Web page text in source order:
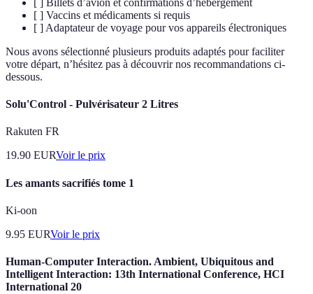
[ ] Vaccins et médicaments si requis
[ ] Adaptateur de voyage pour vos appareils électroniques
Nous avons sélectionné plusieurs produits adaptés pour faciliter
votre départ, n’hésitez pas à découvrir nos recommandations ci-
dessous.
Solu'Control - Pulvérisateur 2 Litres
Rakuten FR
19.90 EURVoir le prix
Les amants sacrifiés tome 1
Ki-oon
9.95 EURVoir le prix
Human-Computer Interaction. Ambient, Ubiquitous and
Intelligent Interaction: 13th International Conference, HCI
International 20